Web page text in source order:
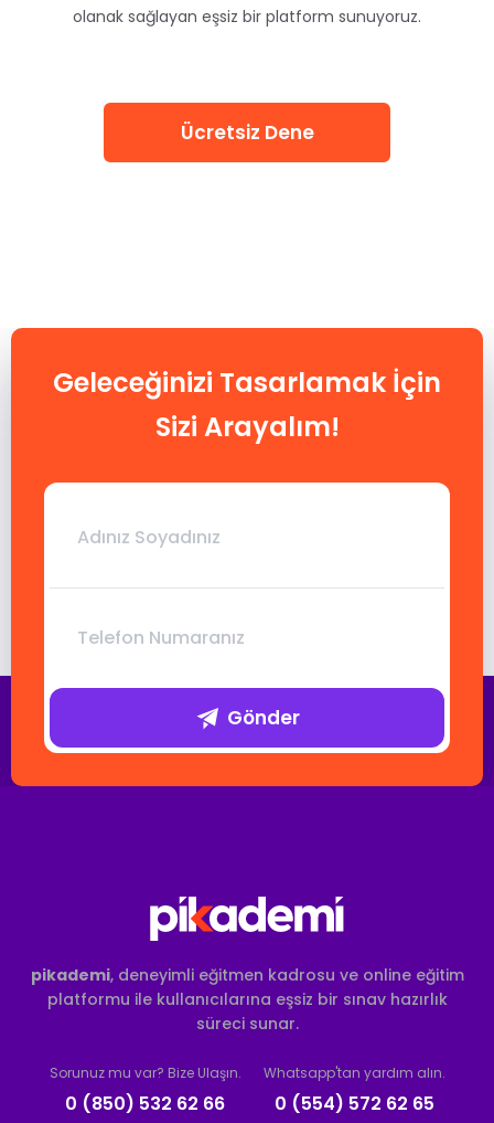
olanak sağlayan eşsiz bir platform sunuyoruz.
Ücretsiz Dene
Geleceğinizi Tasarlamak İçin
Sizi Arayalım!
Gönder
pikademi, deneyimli eğitmen kadrosu ve online eğitim
platformu ile kullanıcılarına eşsiz bir sınav hazırlık
süreci sunar.
Sorunuz mu var? Bize Ulaşın.
0 (850) 532 62 66
Whatsapp'tan yardım alın.
0 (554) 572 62 65